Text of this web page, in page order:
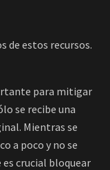
de estos recursos.
para mitigar
se recibe una
Mientras se
a poco y no se
crucial bloquear